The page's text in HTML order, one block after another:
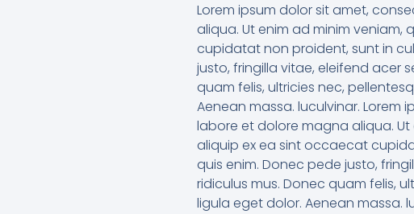
Lorem ipsum dolor sit amet,
aliqua. Ut enim ad minim
cupidatat non proident, sunt in
justo, fringilla vitae, eleifend acer
quam felis, ultricies nec,
Aenean massa. luculvinar.
labore et dolore magna aliqua.
aliquip ex ea sint occaecat
quis enim. Donec pede justo,
ridiculus mus. Donec quam felis,
ligula eget dolor. Aenean massa.